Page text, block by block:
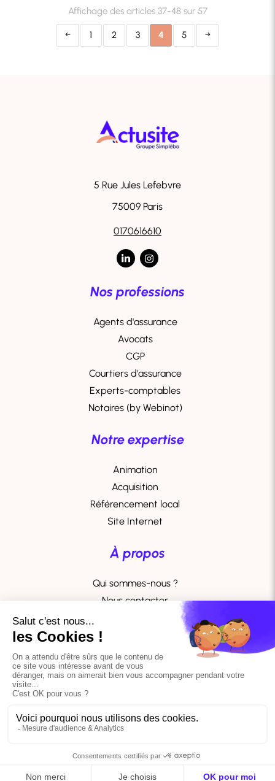
Affichage des articles 37-48 sur 57
1 2 3 4 5
5 Rue Jules Lefebvre
75009 Paris
0170616610
Nos professions
Agents d'assurance
Avocats
CGP
Courtiers d'assurance
Experts-comptables
Notaires (by Webinot)
Notre expertise
Animation
Acquisition
Référencement local
Site Internet
À propos
Qui sommes-nous ?
Nous contacter
Actusite tech
© 2025 Tous droits réservés. Création et référencement du site